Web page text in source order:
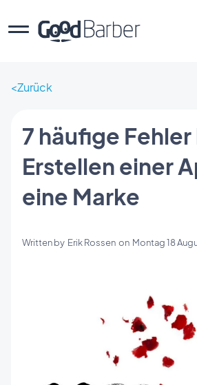
Zurück
7 häufige
Erstellen einer
eine Marke
Written by Erik Rossen on Montag 18